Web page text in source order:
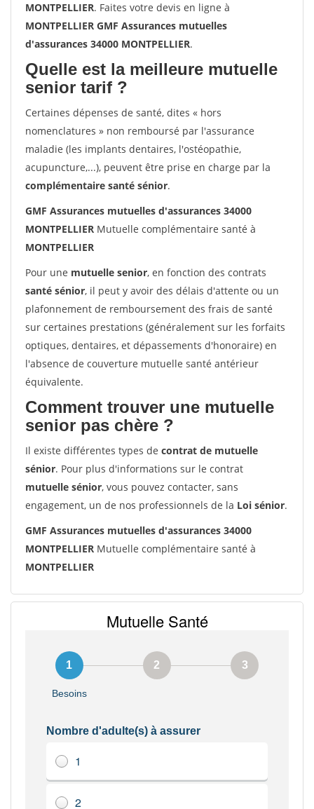
MONTPELLIER. Faites votre devis en ligne à
MONTPELLIER GMF Assurances mutuelles
d'assurances 34000 MONTPELLIER.
Quelle est la meilleure mutuelle
senior tarif ?
Certaines dépenses de santé, dites « hors
nomenclatures » non remboursé par l'assurance
maladie (les implants dentaires, l'ostéopathie,
acupuncture,...), peuvent être prise en charge par la
complémentaire santé sénior.
GMF Assurances mutuelles d'assurances 34000
MONTPELLIER Mutuelle complémentaire santé à
MONTPELLIER
Pour une mutuelle senior, en fonction des contrats
santé sénior, il peut y avoir des délais d'attente ou un
plafonnement de remboursement des frais de santé
sur certaines prestations (généralement sur les forfaits
optiques, dentaires, et dépassements d'honoraire) en
l'absence de couverture mutuelle santé antérieur
équivalente.
Comment trouver une mutuelle
senior pas chère ?
Il existe différentes types de contrat de mutuelle
sénior. Pour plus d'informations sur le contrat
mutuelle sénior, vous pouvez contacter, sans
engagement, un de nos professionnels de la Loi sénior.
GMF Assurances mutuelles d'assurances 34000
MONTPELLIER Mutuelle complémentaire santé à
MONTPELLIER